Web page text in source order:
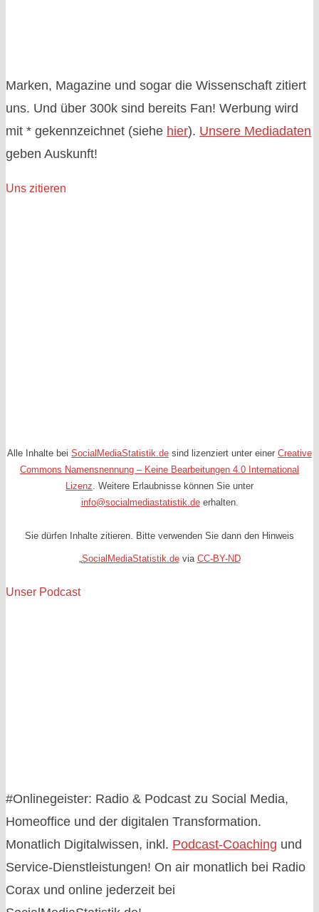
Marken, Magazine und sogar die Wissenschaft zitiert
uns. Und über 300k sind bereits Fan! Werbung wird
mit * gekennzeichnet (siehe hier). Unsere Mediadaten
geben Auskunft!
Uns zitieren
Alle Inhalte bei SocialMediaStatistik.de sind lizenziert unter einer Creative
Commons Namensnennung – Keine Bearbeitungen 4.0 International
Lizenz . Weitere Erlaubnisse können Sie unter
info@socialmediastatistik.deerhalten.
Sie dürfen Inhalte zitieren. Bitte verwenden Sie dann den Hinweis
SocialMediaStatistik.devia CC-BY-ND
Unser Podcast
#Onlinegeister: Radio & Podcast zu Social Media,
Homeoffice und der digitalen Transformation.
Monatlich Digitalwissen, inkl. Podcast-Coaching und
Service-Dienstleistungen! On air monatlich bei Radio
Corax und online jederzeit bei